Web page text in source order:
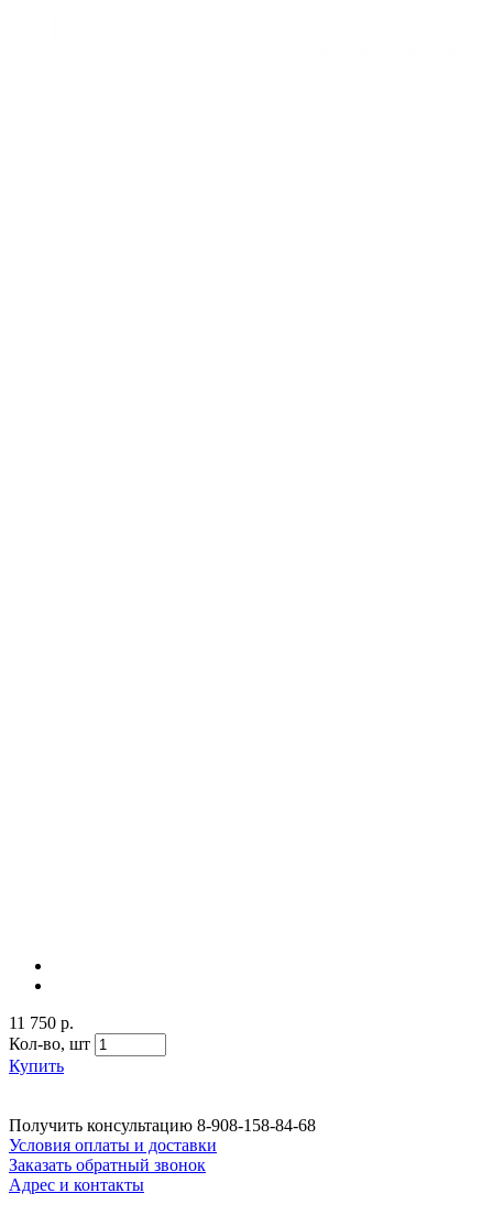
11 750 р.
Кол-во, шт
Купить
Получить консультацию 8-908-158-84-68
Условия оплаты и доставки
Заказать обратный звонок
Адрес и контакты